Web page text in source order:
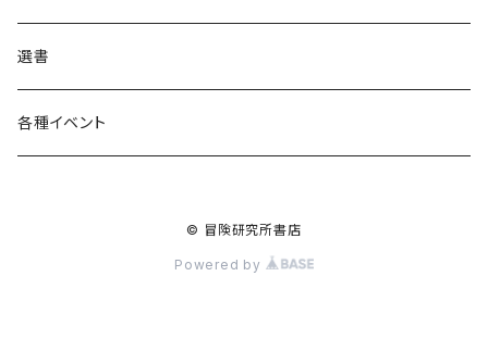
その他
ウェア
選書
各種イベント
© 冒険研究所書店
Powered by